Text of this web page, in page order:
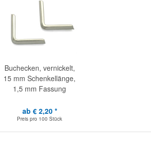
Buchecken, vernickelt,
15 mm Schenkellänge,
1,5 mm Fassung
ab € 2,20 *
Preis pro 100 Stück